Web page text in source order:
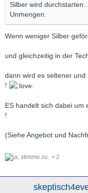
Silber wird
Unmengen.
Wenn weniger Silber
und gleichzeitig in der
dann wird es seltener und
!
ES handelt sich dabei um
!
(Siehe Angebot und
2